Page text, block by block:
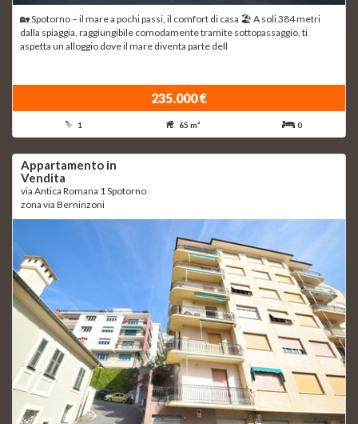
🏡 Spotorno – il mare a pochi passi, il comfort di casa 🏖 A soli 384 metri
dalla spiaggia, raggiungibile comodamente tramite sottopassaggio, ti
aspetta un alloggio dove il mare diventa parte dell
235.000 €
1 65 m² 0
Appartamento in
Vendita
via Antica Romana 1 Spotorno
zona via Berninzoni